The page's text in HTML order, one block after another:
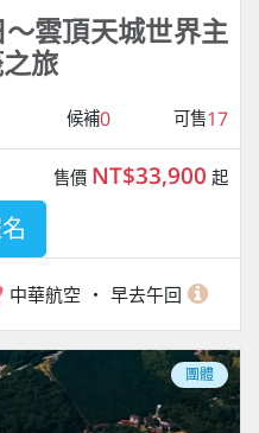
～雲頂天城世界主
旅
候補0 可售17
中華航空 早去午回
售價 NT$33,900 起
團體